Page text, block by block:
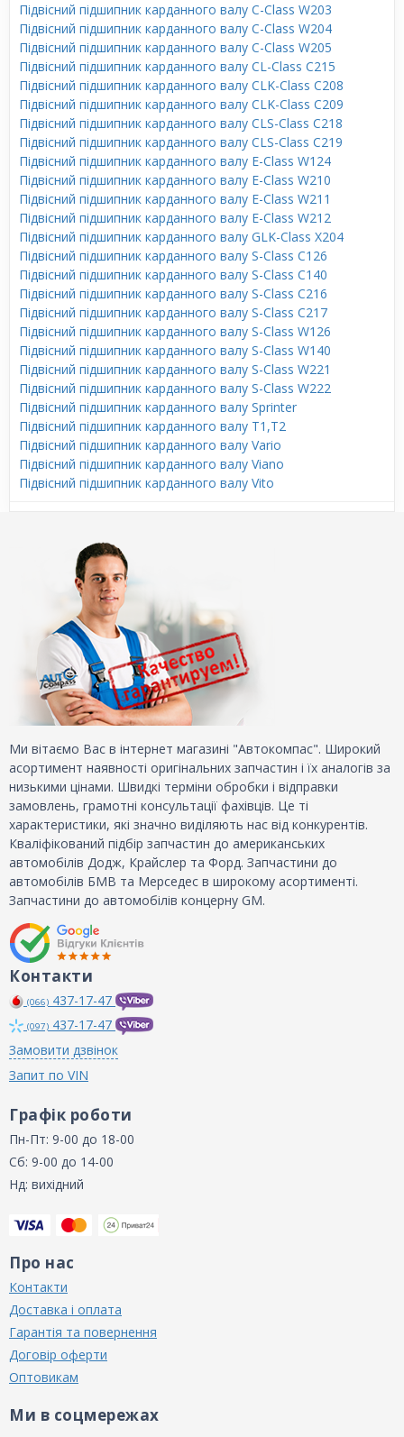
Підвісний підшипник карданного валу C-Class W203
Підвісний підшипник карданного валу C-Class W204
Підвісний підшипник карданного валу C-Class W205
Підвісний підшипник карданного валу CL-Class C215
Підвісний підшипник карданного валу CLK-Class C208
Підвісний підшипник карданного валу CLK-Class C209
Підвісний підшипник карданного валу CLS-Class C218
Підвісний підшипник карданного валу CLS-Class C219
Підвісний підшипник карданного валу E-Class W124
Підвісний підшипник карданного валу E-Class W210
Підвісний підшипник карданного валу E-Class W211
Підвісний підшипник карданного валу E-Class W212
Підвісний підшипник карданного валу GLK-Class X204
Підвісний підшипник карданного валу S-Class C126
Підвісний підшипник карданного валу S-Class C140
Підвісний підшипник карданного валу S-Class C216
Підвісний підшипник карданного валу S-Class C217
Підвісний підшипник карданного валу S-Class W126
Підвісний підшипник карданного валу S-Class W140
Підвісний підшипник карданного валу S-Class W221
Підвісний підшипник карданного валу S-Class W222
Підвісний підшипник карданного валу Sprinter
Підвісний підшипник карданного валу T1,T2
Підвісний підшипник карданного валу Vario
Підвісний підшипник карданного валу Viano
Підвісний підшипник карданного валу Vito
Ми вітаємо Вас в інтернет магазині "Автокомпас". Широкий
асортимент наявності оригінальних запчастин і їх аналогів за
низькими цінами. Швидкі терміни обробки і відправки
замовлень, грамотні консультації фахівців. Це ті
характеристики, які значно виділяють нас від конкурентів.
Кваліфікований підбір запчастин до американських
автомобілів Додж, Крайслер та Форд. Запчастини до
автомобілів БМВ та Мерседес в широкому асортименті.
Запчастини до автомобілів концерну GM.
Контакти
(066) 437-17-47
(097) 437-17-47
Замовити дзвінок
Запит по VIN
Графік роботи
Пн-Пт: 9-00 до 18-00
Сб: 9-00 до 14-00
Нд: вихідний
Про нас
Контакти
Доставка і оплата
Гарантія та повернення
Договір оферти
Оптовикам
Ми в соцмережах